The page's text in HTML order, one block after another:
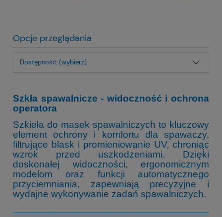
Opcje przeglądania
Dostępność: (wybierz)
Szkła spawalnicze - widoczność i ochrona
operatora
Szkieła do masek spawalniczych to kluczowy
element ochrony i komfortu dla spawaczy,
filtrujące blask i promieniowanie UV, chroniąc
wzrok przed uszkodzeniami. Dzięki
doskonałej widoczności, ergonomicznym
modelom oraz funkcji automatycznego
przyciemniania, zapewniają precyzyjne i
wydajne wykonywanie zadań spawalniczych.